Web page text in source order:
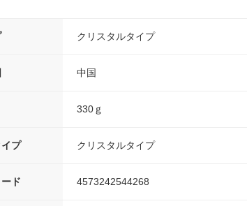
クリスタルタイプ
中国
330ｇ
プ クリスタルタイプ
ド 4573242544268